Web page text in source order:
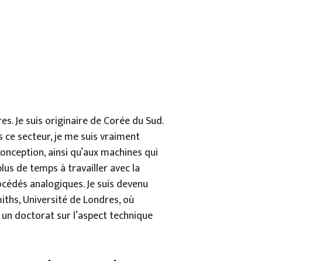
Je suis originaire de Corée du Sud.
ce secteur, je me suis vraiment
ainsi qu’aux machines qui
de temps à travailler avec la
analogiques. Je suis devenu
Université de Londres, où
doctorat sur l’aspect technique